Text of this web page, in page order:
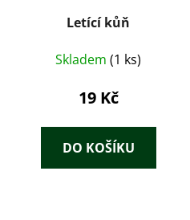
Letící kůň
Skladem (1 ks)
19 Kč
DO KOŠÍKU